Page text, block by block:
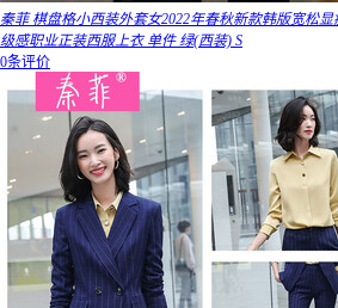
秦菲 棋盘格小西装外套女2022年春秋新款韩版宽松
级感职业正装西服上衣 单件 绿(西装) S
0条评价